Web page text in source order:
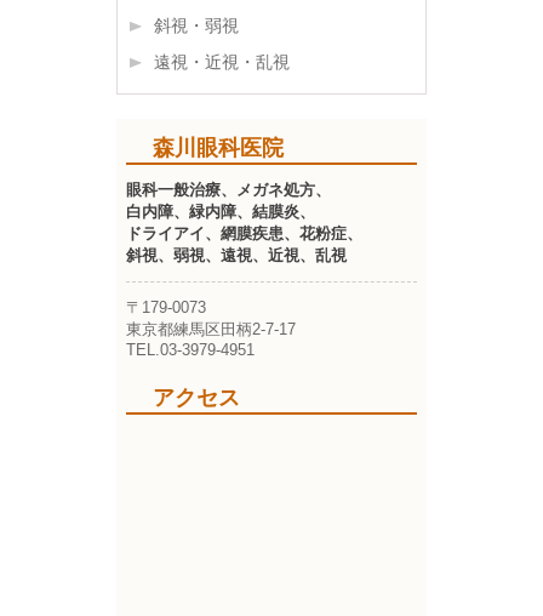
斜視・弱視
遠視・近視・乱視
森川眼科医院
眼科一般治療、メガネ処方、
白内障、緑内障、結膜炎、
ドライアイ、網膜疾患、花粉症、
斜視、弱視、遠視、近視、乱視
〒179-0073
東京都練馬区田柄2-7-17
TEL.03-3979-4951
アクセス